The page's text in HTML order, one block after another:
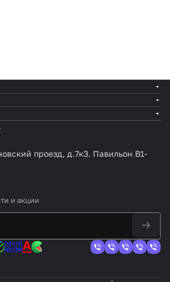
проезд, д.7к3. Павильон B1-
и акции